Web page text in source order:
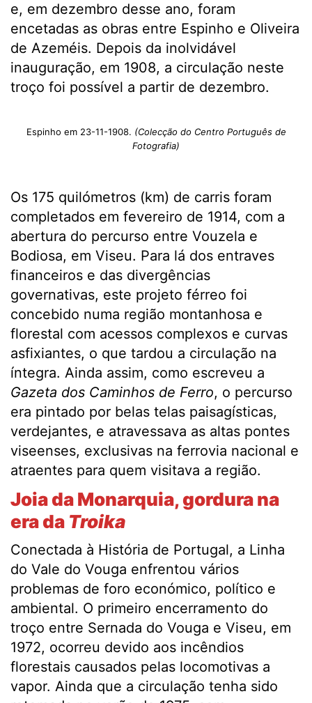
e, em dezembro desse ano, foram
encetadas as obras entre Espinho e Oliveira
de Azeméis. Depois da inolvidável
inauguração, em 1908, a circulação neste
troço foi possível a partir de dezembro.
Espinho em 23-11-1908. (Colecção do Centro Português de
Fotografia)
Os 175 quilómetros (km) de carris foram
completados em fevereiro de 1914, com a
abertura do percurso entre Vouzela e
Bodiosa, em Viseu. Para lá dos entraves
financeiros e das divergências
governativas, este projeto férreo foi
concebido numa região montanhosa e
florestal com acessos complexos e curvas
asfixiantes, o que tardou a circulação na
íntegra. Ainda assim, como escreveu a
Gazeta dos Caminhos de Ferro, o percurso
era pintado por belas telas paisagísticas,
verdejantes, e atravessava as altas pontes
viseenses, exclusivas na ferrovia nacional e
atraentes para quem visitava a região.
Joia da Monarquia, gordura na
era da Troika
Conectada à História de Portugal, a Linha
do Vale do Vouga enfrentou vários
problemas de foro económico, político e
ambiental. O primeiro encerramento do
troço entre Sernada do Vouga e Viseu, em
1972, ocorreu devido aos incêndios
florestais causados pelas locomotivas a
vapor. Ainda que a circulação tenha sido